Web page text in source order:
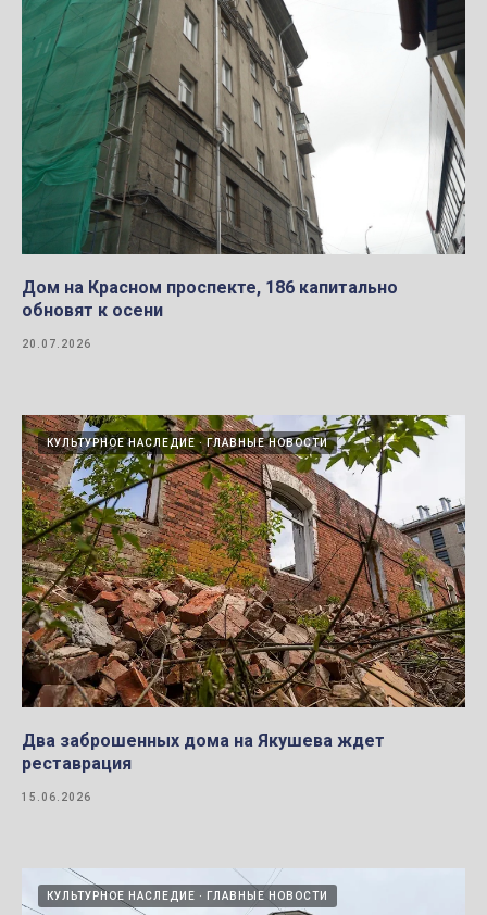
Дом на Красном проспекте, 186 капитально
обновят к осени
20.07.2026
КУЛЬТУРНОЕ НАСЛЕДИЕ ГЛАВНЫЕ НОВОСТИ
Два заброшенных дома на Якушева ждет
реставрация
15.06.2026
КУЛЬТУРНОЕ НАСЛЕДИЕ ГЛАВНЫЕ НОВОСТИ